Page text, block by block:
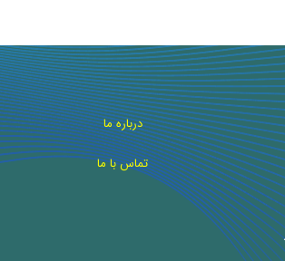
درباره ما
تماس با ما